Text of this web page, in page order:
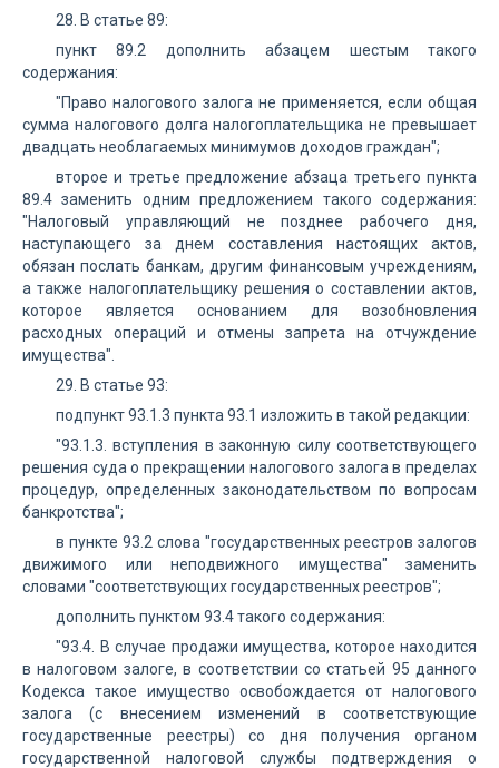
28. В статье 89:
пункт 89.2 дополнить абзацем шестым такого
содержания:
"Право налогового залога не применяется, если общая
сумма налогового долга налогоплательщика не превышает
двадцать необлагаемых минимумов доходов граждан";
второе и третье предложение абзаца третьего пункта
89.4 заменить одним предложением такого содержания:
"Налоговый управляющий не позднее рабочего дня,
наступающего за днем составления настоящих актов,
обязан послать банкам, другим финансовым учреждениям,
а также налогоплательщику решения о составлении актов,
которое является основанием для возобновления
расходных операций и отмены запрета на отчуждение
имущества".
29. В статье 93:
подпункт 93.1.3 пункта 93.1 изложить в такой редакции:
"93.1.3. вступления в законную силу соответствующего
решения суда о прекращении налогового залога в пределах
процедур, определенных законодательством по вопросам
банкротства";
в пункте 93.2 слова "государственных реестров залогов
движимого или неподвижного имущества" заменить
словами "соответствующих государственных реестров";
дополнить пунктом 93.4 такого содержания:
"93.4. В случае продажи имущества, которое находится
в налоговом залоге, в соответствии со статьей 95 данного
Кодекса такое имущество освобождается от налогового
залога (с внесением изменений в соответствующие
государственные реестры) со дня получения органом
государственной налоговой службы подтверждения о